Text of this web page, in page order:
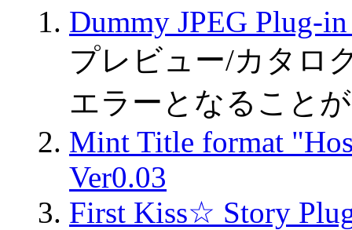
Dummy JPEG Plug-
プレビュー/カタロ
エラーとなること
Mint Title format
Ver0.03
First Kiss☆ Story